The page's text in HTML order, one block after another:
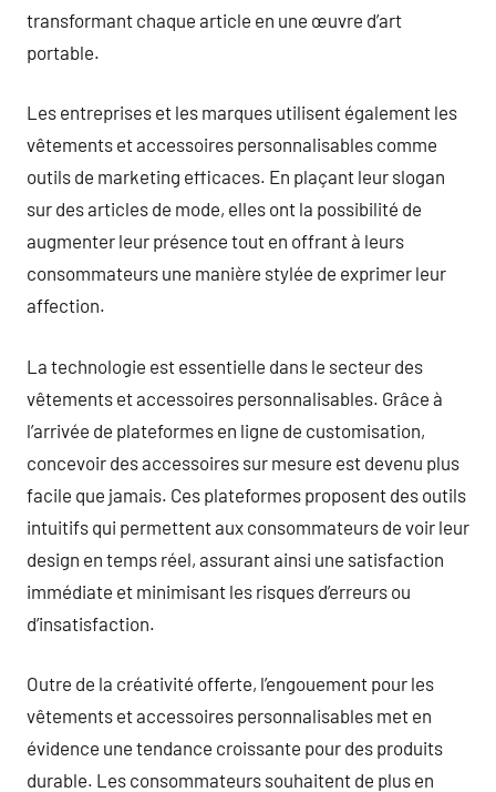
transformant chaque article en une œuvre d’art
portable.
Les entreprises et les marques utilisent également les
vêtements et accessoires personnalisables comme
outils de marketing efficaces. En plaçant leur slogan
sur des articles de mode, elles ont la possibilité de
augmenter leur présence tout en offrant à leurs
consommateurs une manière stylée de exprimer leur
affection.
La technologie est essentielle dans le secteur des
vêtements et accessoires personnalisables. Grâce à
l’arrivée de plateformes en ligne de customisation,
concevoir des accessoires sur mesure est devenu plus
facile que jamais. Ces plateformes proposent des outils
intuitifs qui permettent aux consommateurs de voir leur
design en temps réel, assurant ainsi une satisfaction
immédiate et minimisant les risques d’erreurs ou
d’insatisfaction.
Outre de la créativité offerte, l’engouement pour les
vêtements et accessoires personnalisables met en
évidence une tendance croissante pour des produits
durable. Les consommateurs souhaitent de plus en